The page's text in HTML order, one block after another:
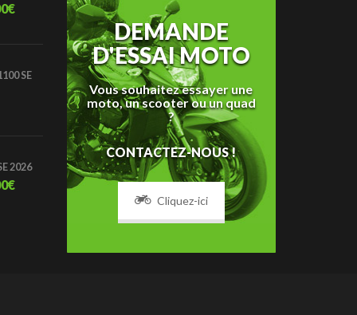
€
SE
2026
€
DEMANDE
D'ESSAI MOTO
Vous souhaitez essayer une
moto, un scooter ou un quad
?
CONTACTEZ-NOUS !
Cliquez-ici